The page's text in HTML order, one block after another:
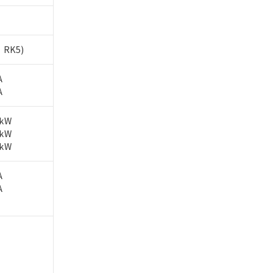
RK5)